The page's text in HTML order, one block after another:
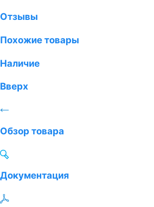
Отзывы
Похожие товары
Наличие
Вверх
Обзор товара
Документация